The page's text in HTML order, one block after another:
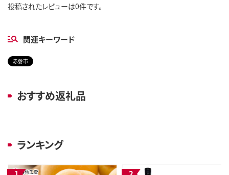
投稿されたレビューは0件です。
関連キーワード
赤磐市
おすすめ返礼品
ランキング